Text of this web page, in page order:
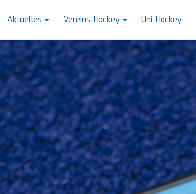
Aktuelles Vereins-Hockey Uni-Hockey